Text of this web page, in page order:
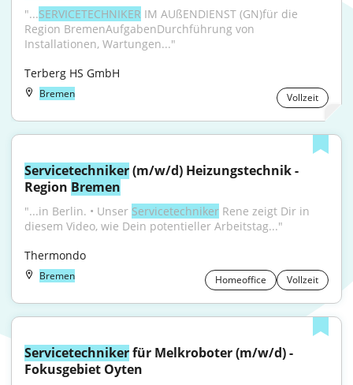
"...SERVICETECHNIKER IM AUßENDIENST (GN)für die
Region BremenAufgabenDurchführung von
Installationen, Wartungen..."
Terberg HS GmbH
Bremen Vollzeit
Servicetechniker (m/w/d) Heizungstechnik -
Region Bremen
"...in Berlin. • Unser Servicetechniker Rene zeigt Dir in
diesem Video, wie Dein potentieller Arbeitstag..."
Thermondo
Bremen Homeoffice Vollzeit
Servicetechniker für Melkroboter (m/w/d) -
Fokusgebiet Oyten